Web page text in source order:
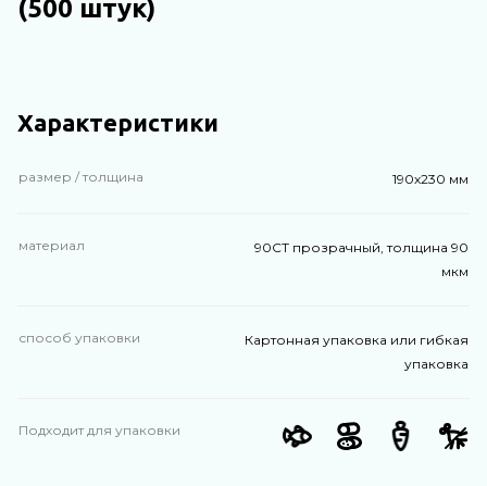
(500 штук)
Характеристики
размер / толщина 190х230 мм
материал
90СТ прозрачный, толщина 90
мкм
способ упаковки
Картонная упаковка или гибкая
упаковка
Подходит для упаковки